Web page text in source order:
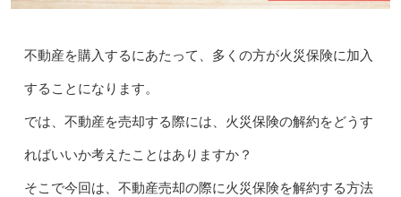
不動産を購入するにあたって、多くの方が火災保険に加入
することになります。
では、不動産を売却する際には、火災保険の解約をどうす
ればいいか考えたことはありますか？
そこで今回は、不動産売却の際に火災保険を解約する方法